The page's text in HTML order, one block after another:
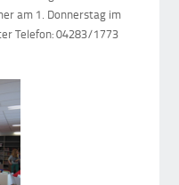
am 1. Donnerstag im
Telefon: 04283/1773